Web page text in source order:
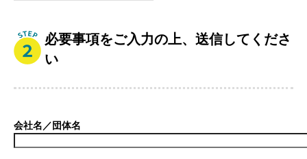
必要事項をご入力の上、送信してくださ
い
会社名／団体名